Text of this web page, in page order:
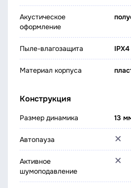
Акустическое
оформление
Пыле-влагозащита IPX4
Материал корпуса
Конструкция
Размер динамика 13
Автопауза
Активное
шумоподавление